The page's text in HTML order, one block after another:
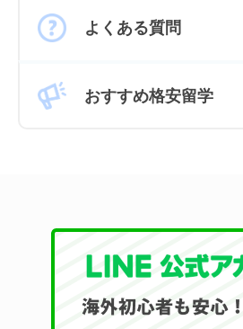
よくある質問
おすすめ格安留学